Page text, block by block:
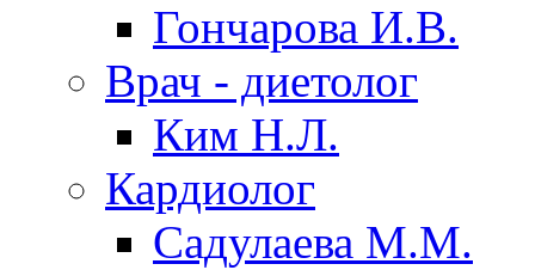
Гончарова И.В.
Врач - диетолог
Ким Н.Л.
Кардиолог
Садулаева М.М.